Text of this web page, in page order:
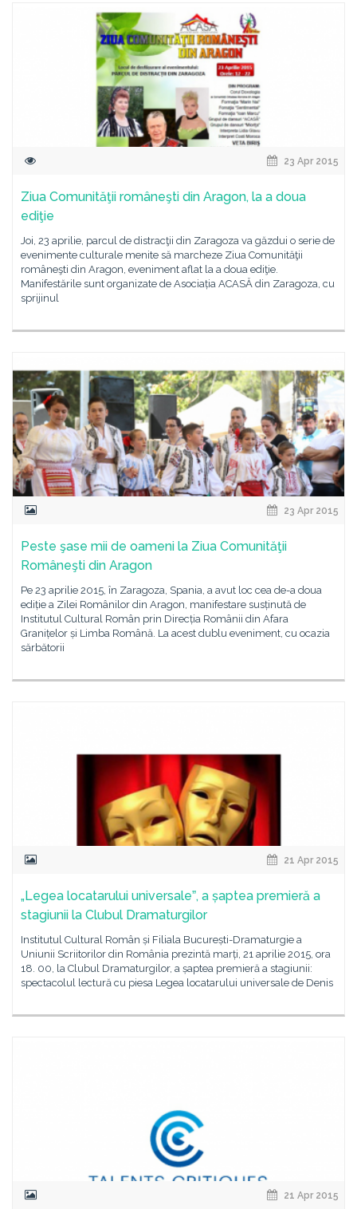
23 Apr 2015
Ziua Comunităţii româneşti din Aragon, la a doua
ediţie
Joi, 23 aprilie, parcul de distracţii din Zaragoza va găzdui o serie de
evenimente culturale menite să marcheze Ziua Comunităţii
româneşti din Aragon, eveniment aflat la a doua ediţie.
Manifestările sunt organizate de Asociația ACASĂ din Zaragoza, cu
sprijinul
23 Apr 2015
Peste şase mii de oameni la Ziua Comunităţii
Româneşti din Aragon
Pe 23 aprilie 2015, în Zaragoza, Spania, a avut loc cea de-a doua
ediție a Zilei Românilor din Aragon, manifestare susținută de
Institutul Cultural Român prin Direcția Românii din Afara
Granițelor și Limba Română. La acest dublu eveniment, cu ocazia
sărbătorii
21 Apr 2015
„Legea locatarului universaleˮ, a șaptea premieră a
stagiunii la Clubul Dramaturgilor
Institutul Cultural Român și Filiala București-Dramaturgie a
Uniunii Scriitorilor din România prezintă marți, 21 aprilie 2015, ora
18. 00, la Clubul Dramaturgilor, a șaptea premieră a stagiunii:
spectacolul lectură cu piesa Legea locatarului universale de Denis
21 Apr 2015